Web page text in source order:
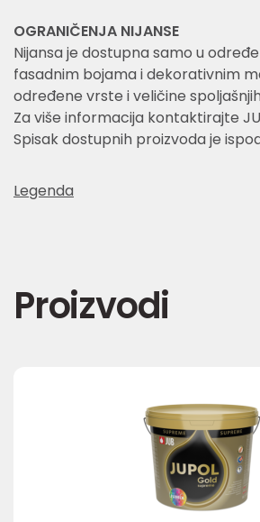
OGRANIČENJA NIJANSE
Nijansa je dostupna samo u
fasadnim bojama i dekorativnim
određene vrste i veličine
Za više informacija kontaktirajte
Spisak dostupnih proizvoda je
Legenda
Proizvodi